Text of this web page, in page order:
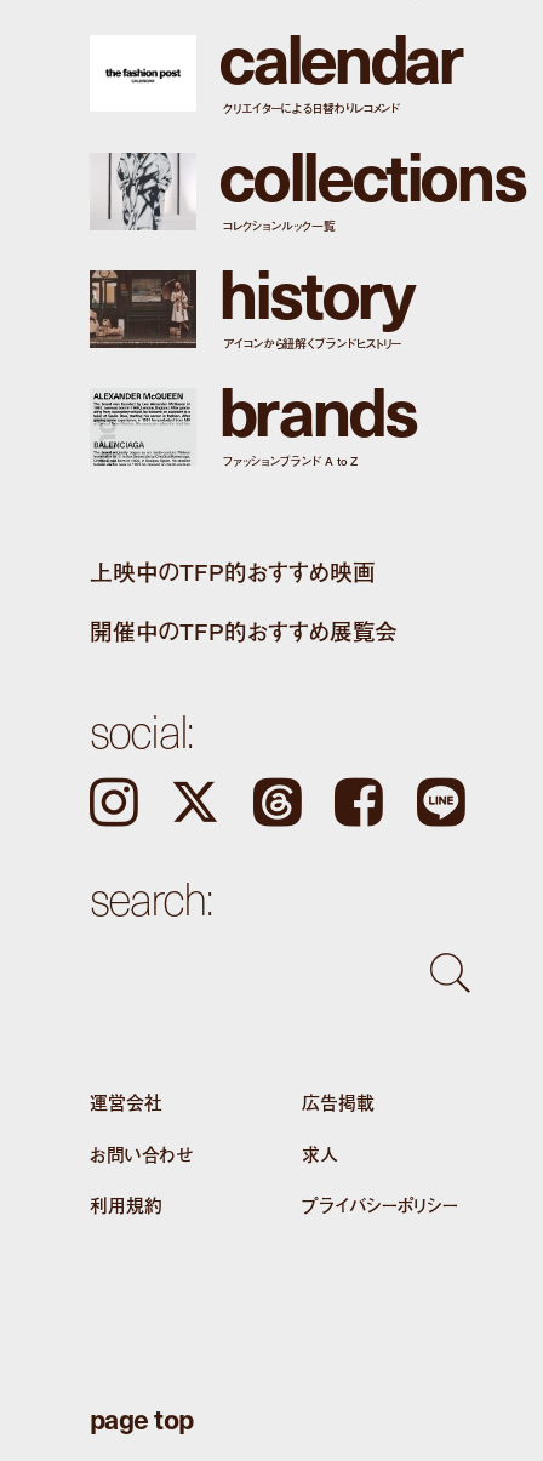
calendar
クリエイターによる日替わりレコメンド
collections
コレクションルック一覧
history
アイコンから紐解くブランドヒストリー
brands
ファッションブランド A to Z
上映中のTFP的おすすめ映画
開催中のTFP的おすすめ展覧会
social:
Instagram 𝕏 Threads Facebook LINE
search:
運営会社
広告掲載
お問い合わせ
求人
利用規約 プライバシーポリシー
page top